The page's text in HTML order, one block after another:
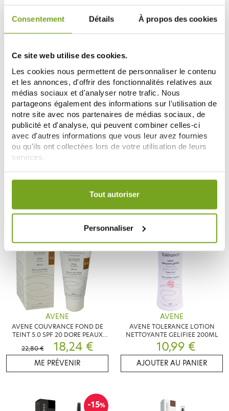
Consentement Détails À propos des cookies
Ce site web utilise des cookies.
Les cookies nous permettent de personnaliser le contenu
et les annonces, d'offrir des fonctionnalités relatives aux
médias sociaux et d'analyser notre trafic. Nous
partageons également des informations sur l'utilisation de
notre site avec nos partenaires de médias sociaux, de
publicité et d'analyse, qui peuvent combiner celles-ci
avec d'autres informations que vous leur avez fournies
ou qu'ils ont collectées lors de votre utilisation de leurs
services.
Votre choix de consentement est conservé pendant une
Tout autoriser
Personnaliser
AVENE
AVENE COUVRANCE STICK
18,15 €
ME PRÉVENIR
AVENE
AVENE COUVRANCE FOND DE
AJOUTER AU PANIER
-20
AVENE
AVENE COUVRANCE FOND DE
TEINT 5.0 SPF 20 DORE PEAUX
SENSIBLES 30 ML
22,80 € 18,24 €
ME PRÉVENIR
AVENE
AVENE TOLERANCE LOTION
NETTOYANTE GELIFIEE 200ML
10,99 €
AJOUTER AU PANIER
-15%